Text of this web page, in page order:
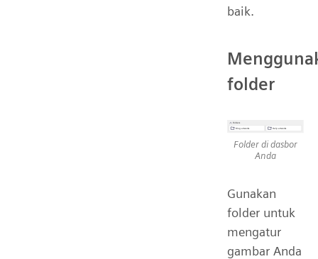
baik.
folder
Folder di dasbor
Anda
Gunakan
folder untuk
mengatur
gambar Anda